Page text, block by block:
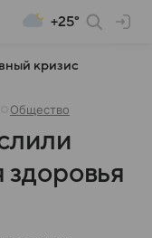
+25°
кризис
Общество